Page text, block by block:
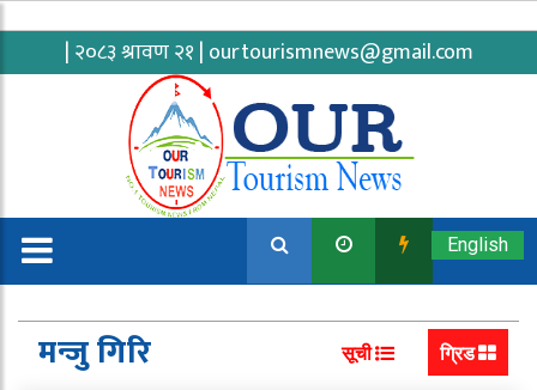
| २०८३ श्रावण २१ | ourtourismnews@gmail.com
English
मन्जु गिरि सूची ग्रिड